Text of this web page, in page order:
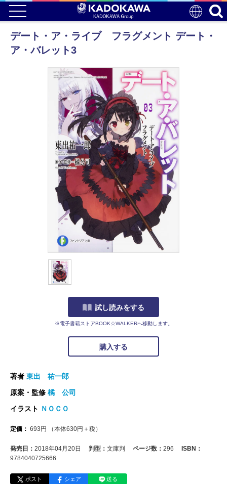
デート・ア・ライブ フラグメント デート・
ア・バレット3
試し読みをする
※電子書籍ストアBOOK☆WALKERへ移動します。
購入する
著者 東出 祐一郎
原案・監修 橘 公司
イラスト ＮＯＣＯ
定価： 693 円 （本体630円＋税）
発売日： 2018年04月20日 判型： 文庫判 ページ数： 296
ISBN：
9784040725666
ポスト シェア 送る